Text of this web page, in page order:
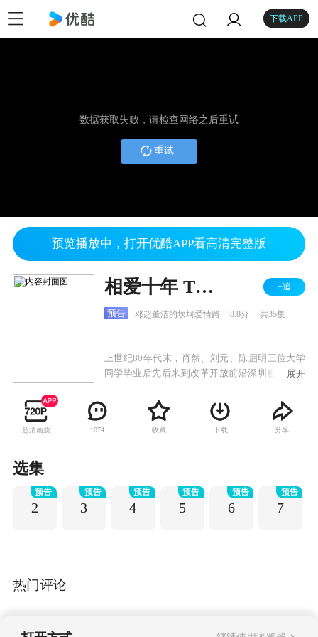
下载APP
数据获取失败，请检查网络之后重试
重试
预览播放中，打开优酷APP看高清完整版
相爱十年 TV版 +追
预告 邓超董洁的坎坷爱情路 8.8分 共35集
上世纪80年代末，肖然、刘元、陈启明三位大学
同学毕业后先后来到改革开放前沿深圳创业。出
元发现了肖然跟韩灵的恋爱关系后狠狠地奚落了
肖然，二人产生矛盾。肖然发誓要让韩灵过上富
足的生活，他在商场上几经沉浮，终于站住了
这并不能让自己快乐起来，于是决定重新规划自
己的人生，学会了珍惜和善待身边的每一个人。
展开
超清画质 1074 收藏 下载 分享
选集
2
预告
3
预告
4
预告
5
预告
6
预告
7
预告
热门评论